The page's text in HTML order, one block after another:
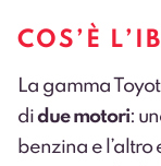
COS’È
La gamma
didue motori:
benzina e